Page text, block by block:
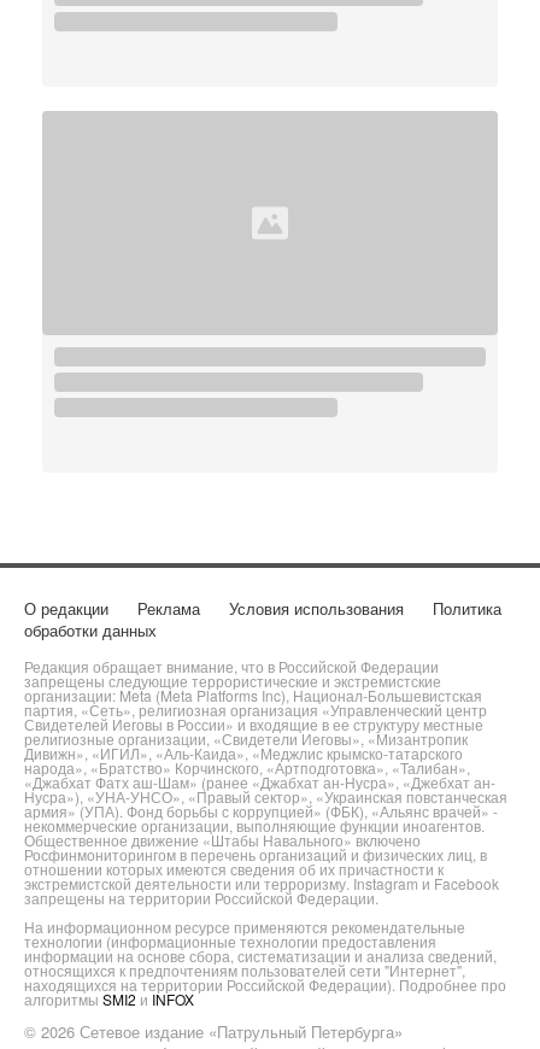
О редакции Реклама Условия использования
Политика
обработки данных
Редакция обращает внимание, что в Российской Федерации
запрещены следующие террористические и экстремистские
организации: Meta (Meta Platforms Inc), Национал-Большевистская
партия, «Сеть», религиозная организация «Управленческий центр
Свидетелей Иеговы в России» и входящие в ее структуру местные
религиозные организации, «Свидетели Иеговы», «Мизантропик
Дивижн», «ИГИЛ», «Аль-Каида», «Меджлис крымско-татарского
народа», «Братство» Корчинского, «Артподготовка», «Талибан»,
«Джабхат Фатх аш-Шам» (ранее «Джабхат ан-Нусра», «Джебхат ан-
Нусра»), «УНА-УНСО», «Правый сектор», «Украинская повстанческая
армия» (УПА). Фонд борьбы с коррупцией» (ФБК), «Альянс врачей» -
некоммерческие организации, выполняющие функции иноагентов.
Общественное движение «Штабы Навального» включено
Росфинмониторингом в перечень организаций и физических лиц, в
отношении которых имеются сведения об их причастности к
экстремистской деятельности или терроризму. Instagram и Facebook
запрещены на территории Российской Федерации.
На информационном ресурсе применяются рекомендательные
технологии (информационные технологии предоставления
информации на основе сбора, систематизации и анализа сведений,
относящихся к предпочтениям пользователей сети "Интернет",
находящихся на территории Российской Федерации). Подробнее про
алгоритмы SMI2 и INFOX
© 2026 Сетевое издание «Патрульный Петербурга»